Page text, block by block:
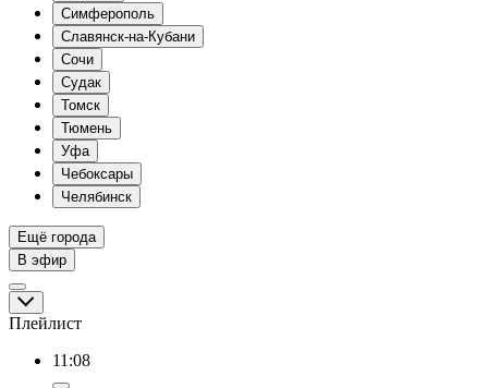
Симферополь
Славянск-на-Кубани
Сочи
Судак
Томск
Тюмень
Уфа
Чебоксары
Челябинск
Ещё города
В эфир
Плейлист
11:08